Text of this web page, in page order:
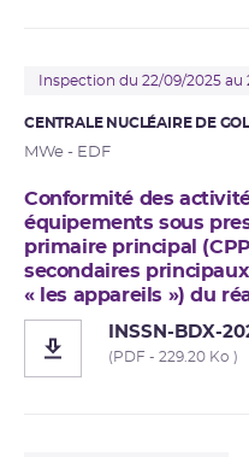
Inspection du 22/09/2025 au
CENTRALE NUCLÉAIRE DE
MWe - EDF
Conformité des
équipements sous
primaire principal
secondaires
« les appareils ») du
INSSN-BDX-
(PDF - 229.20 Ko )